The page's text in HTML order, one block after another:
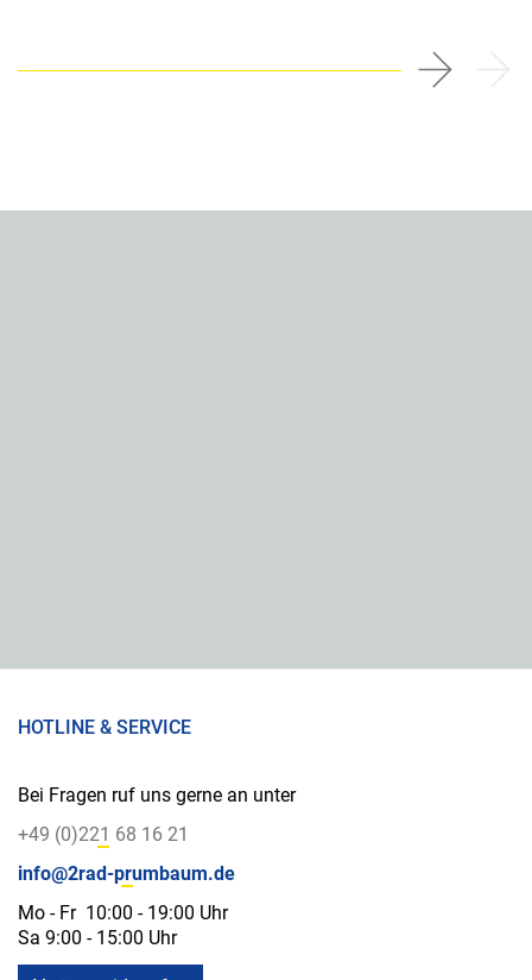
HOTLINE & SERVICE
Bei Fragen ruf uns gerne an unter
+49 (0)221 68 16 21
info@2rad-prumbaum.de
Mo - Fr 10:00 - 19:00 Uhr
Sa 9:00 - 15:00 Uhr